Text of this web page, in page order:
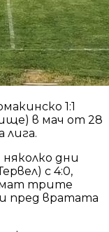
1:1
в мач от 28
лига.
дни
с 4:0,
трите
пред вратата